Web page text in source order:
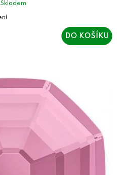
Skladem
DO KOŠÍKU